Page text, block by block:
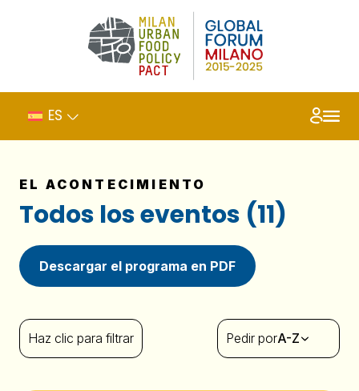
ES
EL ACONTECIMIENTO
Todos los eventos (11)
Descargar el programa en PDF
Haz clic para filtrar Pedir porA-Z